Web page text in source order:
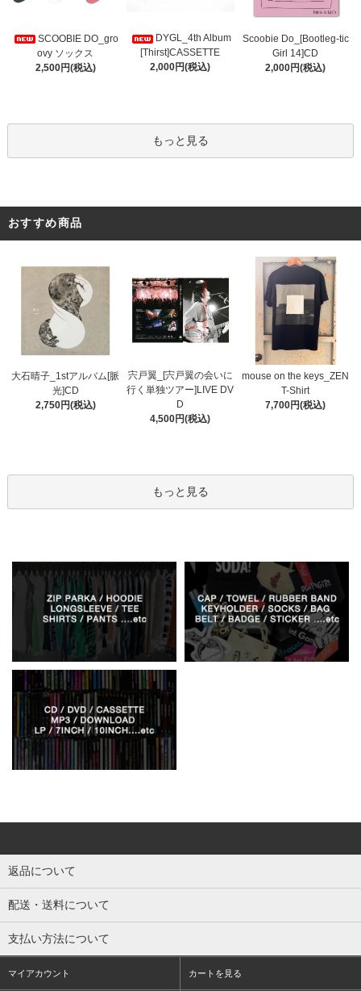
SCOOBIE DO_gro
ovy ソックス
2,500円(税込)
DYGL_4th Album
[Thirst]CASSETTE
2,000円(税込)
Scoobie Do_[Bootleg-tic
Girl 14]CD
2,000円(税込)
もっと見る
おすすめ商品
大石晴子_1stアルバム[脈
光]CD
2,750円(税込)
宍戸翼_[宍戸翼の会いに
行く単独ツアー]LIVE DV
D
4,500円(税込)
mouse on the keys_ZEN
T-Shirt
7,700円(税込)
もっと見る
返品について
配送・送料について
支払い方法について
マイアカウント カートを見る